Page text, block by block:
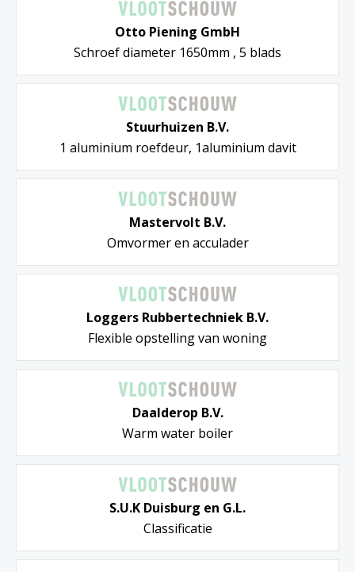
Otto Piening GmbH
Schroef diameter 1650mm , 5 blads
Stuurhuizen B.V.
1 aluminium roefdeur, 1aluminium davit
Mastervolt B.V.
Omvormer en acculader
Loggers Rubbertechniek B.V.
Flexible opstelling van woning
Daalderop B.V.
Warm water boiler
S.U.K Duisburg en G.L.
Classificatie